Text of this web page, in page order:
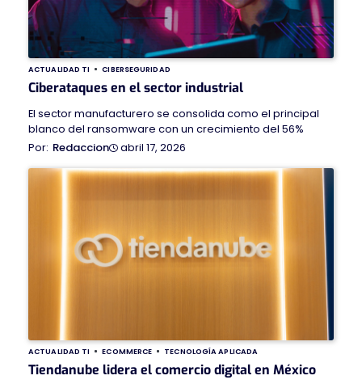
ACTUALIDAD TI CIBERSEGURIDAD
Ciberataques en el sector industrial
El sector manufacturero se consolida como el principal
blanco del ransomware con un crecimiento del 56%
Redaccion
abril 17, 2026
ACTUALIDAD TI ECOMMERCE TECNOLOGÍA APLICADA
Tiendanube lidera el comercio digital en México